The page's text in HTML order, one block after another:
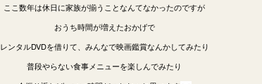
ここ数年は休日に家族が揃うことなんてなかったのですが
おうち時間が増えたおかげで
レンタルDVDを借りて、みんなで映画鑑賞なんかしてみたり
普段やらない食事メニューを楽しんでみたり